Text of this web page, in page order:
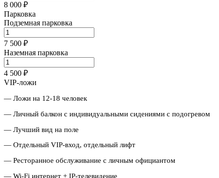
8 000 ₽
Парковка
Подземная парковка
7 500 ₽
Наземная парковка
4 500 ₽
VIP-ложи
— Ложи на 12-18 человек
— Личный балкон с индивидуальными сидениями с подогревом
— Лучший вид на поле
— Отдельный VIP-вход, отдельный лифт
— Ресторанное обслуживание с личным официантом
— Wi-Fi интернет + IP-телевидение